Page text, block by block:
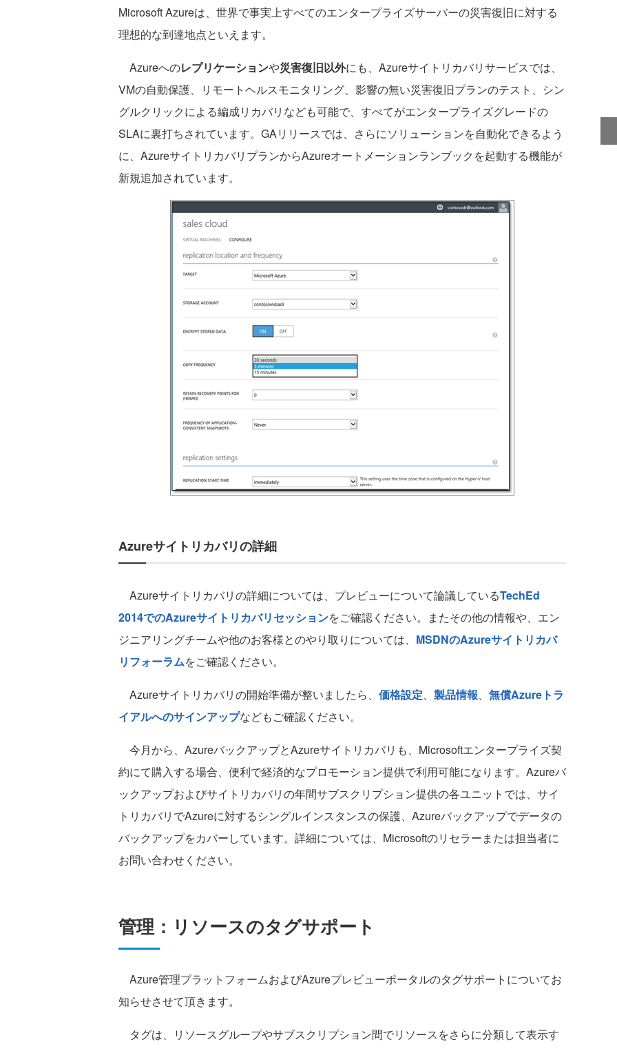
Microsoft Azureは、世界で事実上すべてのエンタープライズサーバーの災害復旧に対する
理想的な到達地点といえます。
Azureへのレプリケーションや災害復旧以外にも、Azureサイトリカバリサービスでは、
VMの自動保護、リモートヘルスモニタリング、影響の無い災害復旧プランのテスト、シン
グルクリックによる編成リカバリなども可能で、すべてがエンタープライズグレードの
SLAに裏打ちされています。GAリリースでは、さらにソリューションを自動化できるよう
に、AzureサイトリカバリプランからAzureオートメーションランブックを起動する機能が
新規追加されています。
Azureサイトリカバリの詳細
Azureサイトリカバリの詳細については、プレビューについて論議しているTechEd
2014でのAzureサイトリカバリセッションをご確認ください。またその他の情報や、エン
ジニアリングチームや他のお客様とのやり取りについては、 MSDNのAzureサイトリカバ
リフォーラムをご確認ください。
Azureサイトリカバリの開始準備が整いましたら、 価格設定、 製品情報、 無償Azureトラ
イアルへのサインアップなどもご確認ください。
今月から、AzureバックアップとAzureサイトリカバリも、Microsoftエンタープライズ契
約にて購入する場合、便利で経済的なプロモーション提供で利用可能になります。Azureバ
ックアップおよびサイトリカバリの年間サブスクリプション提供の各ユニットでは、サイ
トリカバリでAzureに対するシングルインスタンスの保護、Azureバックアップでデータの
バックアップをカバーしています。詳細については、Microsoftのリセラーまたは担当者に
お問い合わせください。
管理：リソースのタグサポート
Azure管理プラットフォームおよびAzureプレビューポータルのタグサポートについてお
知らせさせて頂きます。
タグは、リソースグループやサブスクリプション間でリソースをさらに分類して表示す